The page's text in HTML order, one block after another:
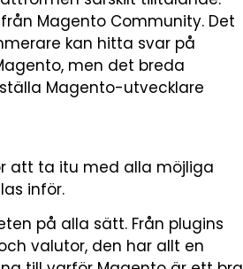
Magento Community. Det
kan hitta svar på
men det breda
Magento-utvecklare
att ta itu med alla möjliga
inför.
på alla sätt. Från plugins
valutor, den har allt en